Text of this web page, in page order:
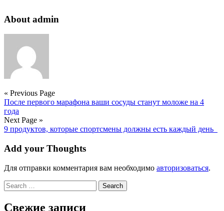
About admin
« Previous Page
После первого марафона ваши сосуды станут моложе на 4
года
Next Page »
9 продуктов, которые спортсмены должны есть каждый день
Add your Thoughts
Для отправки комментария вам необходимо авторизоваться.
Search
for:
Свежие записи